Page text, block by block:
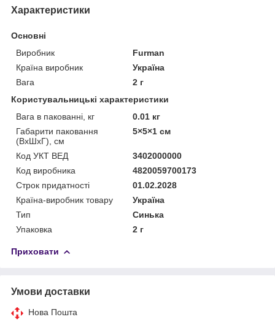
Характеристики
Основні
Виробник
Furman
Країна виробник
Україна
Вага
2 г
Користувальницькі характеристики
Вага в пакованні, кг
0.01 кг
Габарити паковання
(ВхШхГ), см
5×5×1 см
Код УКТ ВЕД
3402000000
Код виробника
4820059700173
Строк придатності
01.02.2028
Країна-виробник товару
Україна
Тип
Синька
Упаковка
2 г
Приховати
Умови доставки
Нова Пошта